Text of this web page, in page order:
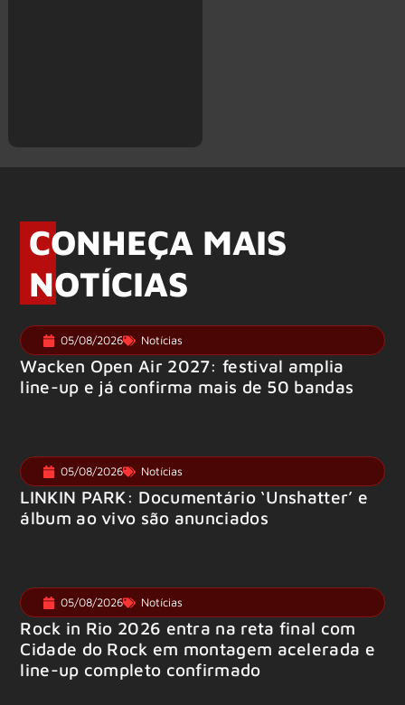
CONHEÇA MAIS
NOTÍCIAS
05/08/2026 Notícias
Wacken Open Air 2027: festival amplia
line-up e já confirma mais de 50 bandas
05/08/2026 Notícias
LINKIN PARK: Documentário ‘Unshatter’ e
álbum ao vivo são anunciados
05/08/2026 Notícias
Rock in Rio 2026 entra na reta final com
Cidade do Rock em montagem acelerada e
line-up completo confirmado